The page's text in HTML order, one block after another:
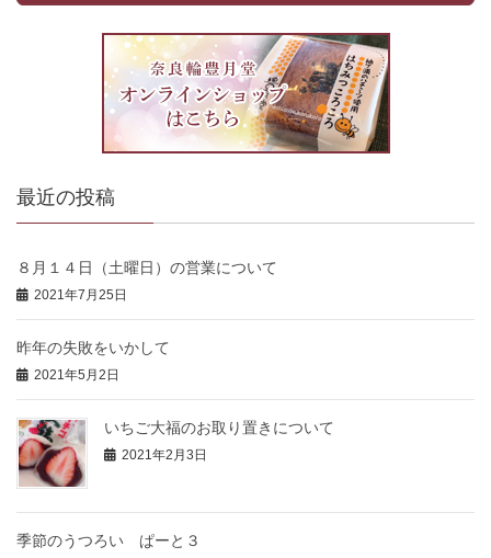
最近の投稿
８月１４日（土曜日）の営業について
2021年7月25日
昨年の失敗をいかして
2021年5月2日
いちご大福のお取り置きについて
2021年2月3日
季節のうつろい ぱーと３